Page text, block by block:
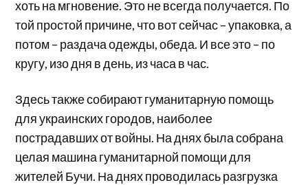
хоть на мгновение. Это не всегда получается. По
той простой причине, что вот сейчас – упаковка, а
потом – раздача одежды, обеда. И все это – по
кругу, изо дня в день, из часа в час.
Здесь также собирают гуманитарную помощь
для украинских городов, наиболее
пострадавших от войны. На днях была собрана
целая машина гуманитарной помощи для
жителей Бучи. На днях проводилась разгрузка